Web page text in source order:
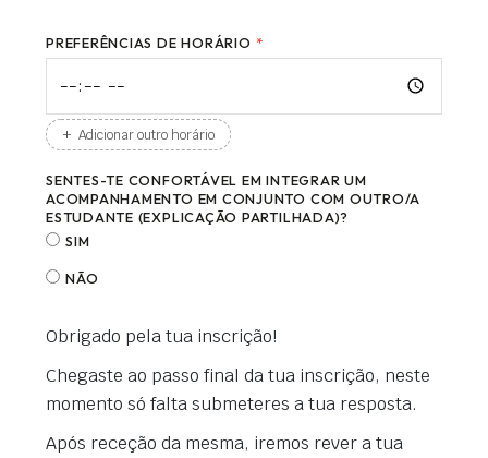
PREFERÊNCIAS DE HORÁRIO *
+ Adicionar outro horário
SENTES-TE CONFORTÁVEL EM INTEGRAR UM
ACOMPANHAMENTO EM CONJUNTO COM OUTRO/A
ESTUDANTE (EXPLICAÇÃO PARTILHADA)?
SIM
NÃO
Obrigado pela tua inscrição!
Chegaste ao passo final da tua inscrição, neste
momento só falta submeteres a tua resposta.
Após receção da mesma, iremos rever a tua